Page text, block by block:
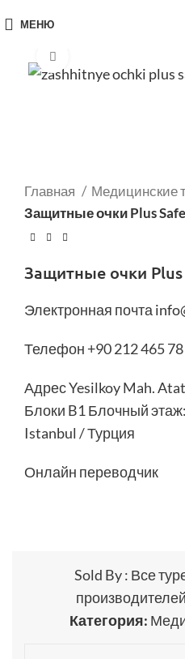
МЕНЮ
Главная
Медицинские
Защитные очки Plus
Защитные очки
Электронная почта
Телефон +90 212 465
Адрес Yesilkoy Mah.
Блоки B1 Блочный
Istanbul / Турция
Онлайн переводчик
Sold By : Все
Категория: